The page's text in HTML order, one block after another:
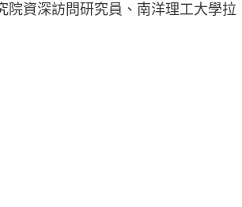
院資深訪問研究員、南洋理工大學拉